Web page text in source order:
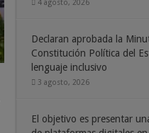
4 agosto, 2026
Declaran aprobada la
Constitución Política del
lenguaje inclusivo
3 agosto, 2026
El objetivo es presentar